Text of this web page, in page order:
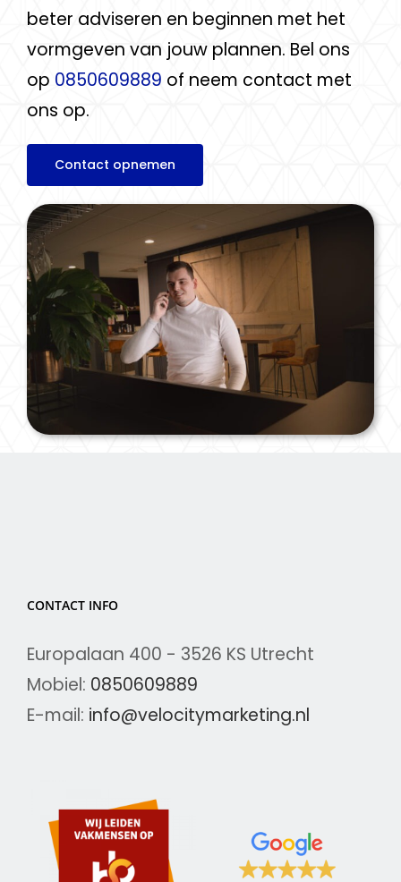
beter adviseren en beginnen met het
vormgeven van jouw plannen. Bel ons
op 0850609889 of neem contact met
ons op.
Contact opnemen
CONTACT INFO
Europalaan 400 - 3526 KS Utrecht
Mobiel: 0850609889
E-mail: info@velocitymarketing.nl